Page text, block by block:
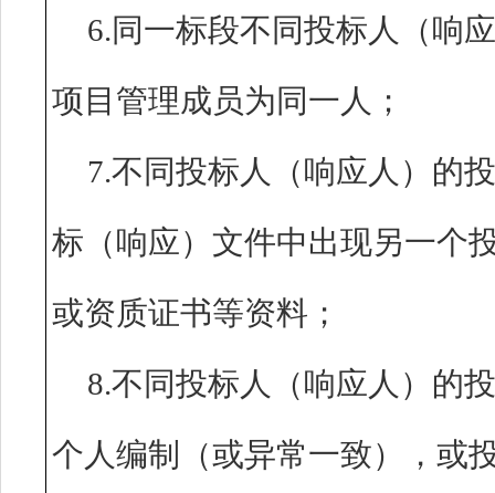
6.同一标段不同投标人（响
项目管理成员为同一人
7.不同投标人（响应人）的
标（响应）文件中出现另一个
或资质证书等资料；
8.不同投标人（响应人）的
个人编制（或异常一致），或